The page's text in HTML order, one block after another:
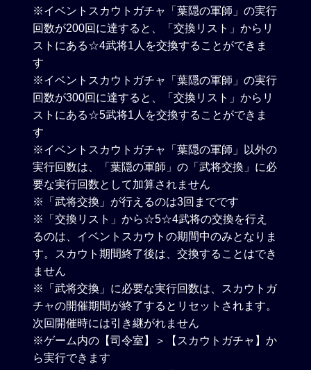
※イベントスカウトガチャ「葉隠の軍師」の実行
回数が200回に達すると、「交換リスト」からリ
ストにある☆4武将1人を交換することができま
す
※イベントスカウトガチャ「葉隠の軍師」の実行
回数が300回に達すると、「交換リスト」からリ
ストにある☆5武将1人を交換することができま
す
※イベントスカウトガチャ「葉隠の軍師」以外の
実行回数は、「葉隠の軍師」の「武将交換」に必
要な実行回数として加算されません
※「武将交換」が行えるのは3回までです
※「交換リスト」から☆5☆4武将の交換を行え
るのは、イベントスカウトの期間中のみとなりま
す。スカウト期間終了後は、交換することはでき
ません
※「武将交換」に必要な実行回数は、スカウトガ
チャの開催期間が終了するとリセットされます。
次回開催時には引き継がれません
※ゲーム内の【司令室】＞【スカウトガチャ】か
ら実行できます